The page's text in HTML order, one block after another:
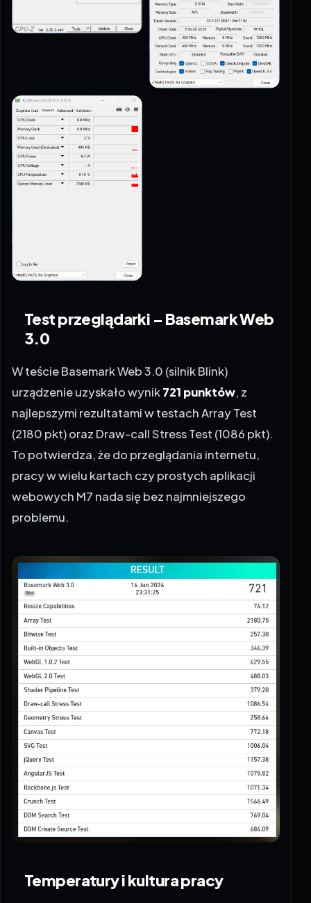
Test przeglądarki – Basemark Web
3.0
W teście Basemark Web 3.0 (silnik Blink)
urządzenie uzyskało wynik721 punktów, z
najlepszymi rezultatami w testach Array Test
(2180 pkt) oraz Draw-call Stress Test (1086 pkt).
To potwierdza, że do przeglądania internetu,
pracy w wielu kartach czy prostych aplikacji
webowych M7 nada się bez najmniejszego
problemu.
Temperatury i kultura pracy